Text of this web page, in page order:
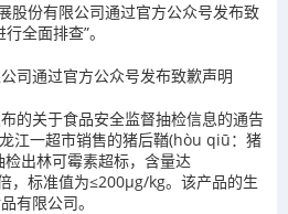
股份有限公司通过官方公众号发布致
全面排查”。
司通过官方公众号发布致歉声明
的关于食品安全监督抽检信息的通告
江一超市销售的猪后鞧(hòu qiū：猪
出林可霉素超标，含量达
，标准值为≤200μg/kg。该产品的生
有限公司。